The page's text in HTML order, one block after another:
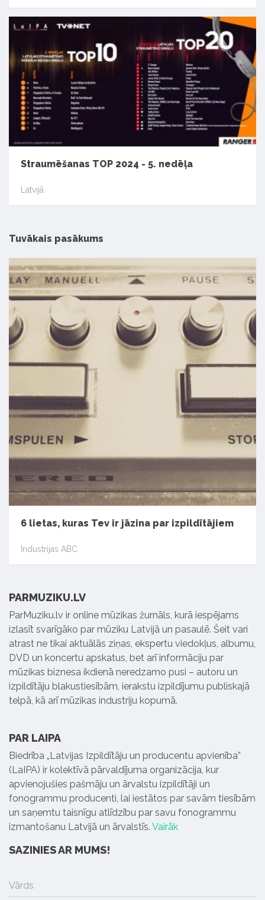
Straumēšanas TOP 2024 - 5. nedēļa
Latvijā
Tuvākais pasākums
6 lietas, kuras Tev ir jāzina par izpildītājiem
Industrijas ABC
PARMUZIKU.LV
ParMuziku.lv ir online mūzikas žurnāls, kurā iespējams
izlasīt svarīgāko par mūziku Latvijā un pasaulē. Šeit vari
atrast ne tikai aktuālās ziņas, ekspertu viedokļus, albumu,
DVD un koncertu apskatus, bet arī informāciju par
mūzikas biznesa ikdienā neredzamo pusi – autoru un
izpildītāju blakustiesībām, ierakstu izpildījumu publiskajā
telpā, kā arī mūzikas industriju kopumā.
PAR LAIPA
Biedrība „Latvijas Izpildītāju un producentu apvienība”
(LaIPA) ir kolektīvā pārvaldījuma organizācija, kur
apvienojušies pašmāju un ārvalstu izpildītāji un
fonogrammu producenti, lai iestātos par savām tiesībām
un saņemtu taisnīgu atlīdzību par savu fonogrammu
izmantošanu Latvijā un ārvalstīs. Vairāk
SAZINIES AR MUMS!
Vārds